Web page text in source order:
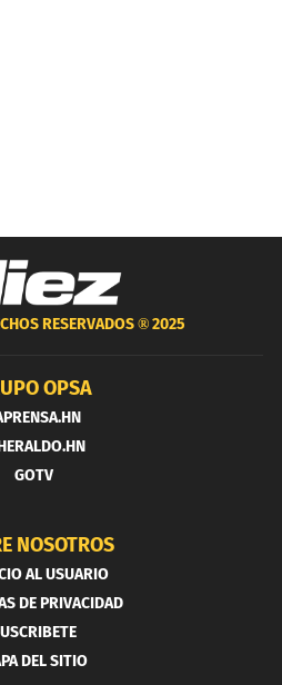
RESERVADOS ®2025
OPSA
GOTV
NOSOTROS
AL USUARIO
DE PRIVACIDAD
DEL SITIO